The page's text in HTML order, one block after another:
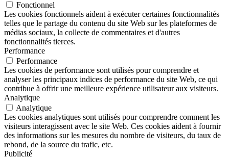
Fonctionnel
Les cookies fonctionnels aident à exécuter certaines fonctionnalités
telles que le partage du contenu du site Web sur les plateformes de
médias sociaux, la collecte de commentaires et d'autres
fonctionnalités tierces.
Performance
Performance
Les cookies de performance sont utilisés pour comprendre et
analyser les principaux indices de performance du site Web, ce qui
contribue à offrir une meilleure expérience utilisateur aux visiteurs.
Analytique
Analytique
Les cookies analytiques sont utilisés pour comprendre comment les
visiteurs interagissent avec le site Web. Ces cookies aident à fournir
des informations sur les mesures du nombre de visiteurs, du taux de
rebond, de la source du trafic, etc.
Publicité